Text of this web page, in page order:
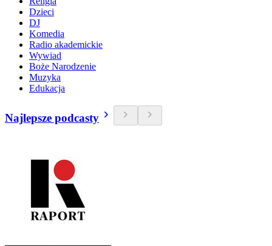
Dzieci
DJ
Komedia
Radio akademickie
Wywiad
Boże Narodzenie
Muzyka
Edukacja
Najlepsze podcasty